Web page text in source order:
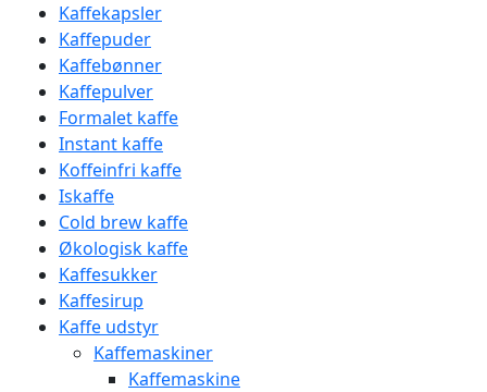
Kaffekapsler
Kaffepuder
Kaffebønner
Kaffepulver
Formalet kaffe
Instant kaffe
Koffeinfri kaffe
Iskaffe
Cold brew kaffe
Økologisk kaffe
Kaffesukker
Kaffesirup
Kaffe udstyr
Kaffemaskiner
Kaffemaskine